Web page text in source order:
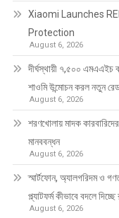
Xiaomi Launches
Protection
August 6, 2026
দীর্ঘস্থায়ী ৭,৫০০ এমএএইচ
শাওমি উন্মোচন করল নতুন
August 6, 2026
শরণখোলায় মাদক
মানববন্ধন
August 6, 2026
স্মার্টফোন, অ্যালগরিদম ও
প্ল্যাটফর্ম কীভাবে বদলে
August 6, 2026